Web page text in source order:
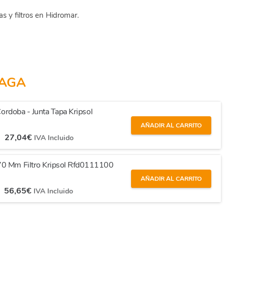
y filtros en Hidromar.
- Junta Tapa Kripsol
27,04€ IVA Incluido
AÑADIR AL CARRITO
Mm Filtro Kripsol Rfd0111100
56,65€ IVA Incluido
AÑADIR AL CARRITO